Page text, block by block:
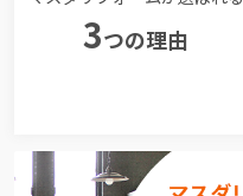
3つの理由